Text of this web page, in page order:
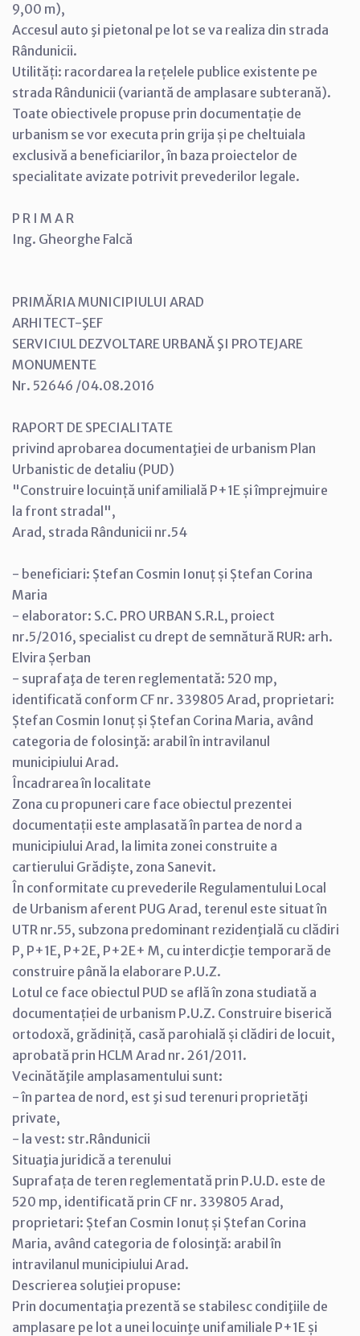
9,00 m),
Accesul auto şi pietonal pe lot se va realiza din strada
Rândunicii.
Utilități: racordarea la rețelele publice existente pe
strada Rândunicii (variantă de amplasare subterană).
Toate obiectivele propuse prin documentație de
urbanism se vor executa prin grija și pe cheltuiala
exclusivă a beneficiarilor, în baza proiectelor de
specialitate avizate potrivit prevederilor legale.
P R I M A R
Ing. Gheorghe Falcă
PRIMĂRIA MUNICIPIULUI ARAD
ARHITECT-ŞEF
SERVICIUL DEZVOLTARE URBANĂ ŞI PROTEJARE
MONUMENTE
Nr. 52646 /04.08.2016
RAPORT DE SPECIALITATE
privind aprobarea documentaţiei de urbanism Plan
Urbanistic de detaliu (PUD)
"Construire locuință unifamilială P+1E și împrejmuire
la front stradal",
Arad, strada Rândunicii nr.54
- beneficiari: Ștefan Cosmin Ionuț și Ștefan Corina
Maria
- elaborator: S.C. PRO URBAN S.R.L, proiect
nr.5/2016, specialist cu drept de semnătură RUR: arh.
Elvira Șerban
- suprafaţa de teren reglementată: 520 mp,
identificată conform CF nr. 339805 Arad, proprietari:
Ștefan Cosmin Ionuț și Ștefan Corina Maria, având
categoria de folosinţă: arabil în intravilanul
municipiului Arad.
Încadrarea în localitate
Zona cu propuneri care face obiectul prezentei
documentații este amplasată în partea de nord a
municipiului Arad, la limita zonei construite a
cartierului Grădişte, zona Sanevit.
În conformitate cu prevederile Regulamentului Local
de Urbanism aferent PUG Arad, terenul este situat în
UTR nr.55, subzona predominant rezidenţială cu clădiri
P, P+1E, P+2E, P+2E+ M, cu interdicţie temporară de
construire până la elaborare P.U.Z.
Lotul ce face obiectul PUD se află în zona studiată a
documentației de urbanism P.U.Z. Construire biserică
ortodoxă, grădiniță, casă parohială și clădiri de locuit,
aprobată prin HCLM Arad nr. 261/2011.
Vecinătăţile amplasamentului sunt:
- în partea de nord, est şi sud terenuri proprietăţi
private,
- la vest: str.Rândunicii
Situaţia juridică a terenului
Suprafața de teren reglementată prin P.U.D. este de
520 mp, identificată prin CF nr. 339805 Arad,
proprietari: Ștefan Cosmin Ionuț și Ștefan Corina
Maria, având categoria de folosinţă: arabil în
intravilanul municipiului Arad.
Descrierea soluţiei propuse:
Prin documentaţia prezentă se stabilesc condiţiile de
amplasare pe lot a unei locuinţe unifamiliale P+1E și